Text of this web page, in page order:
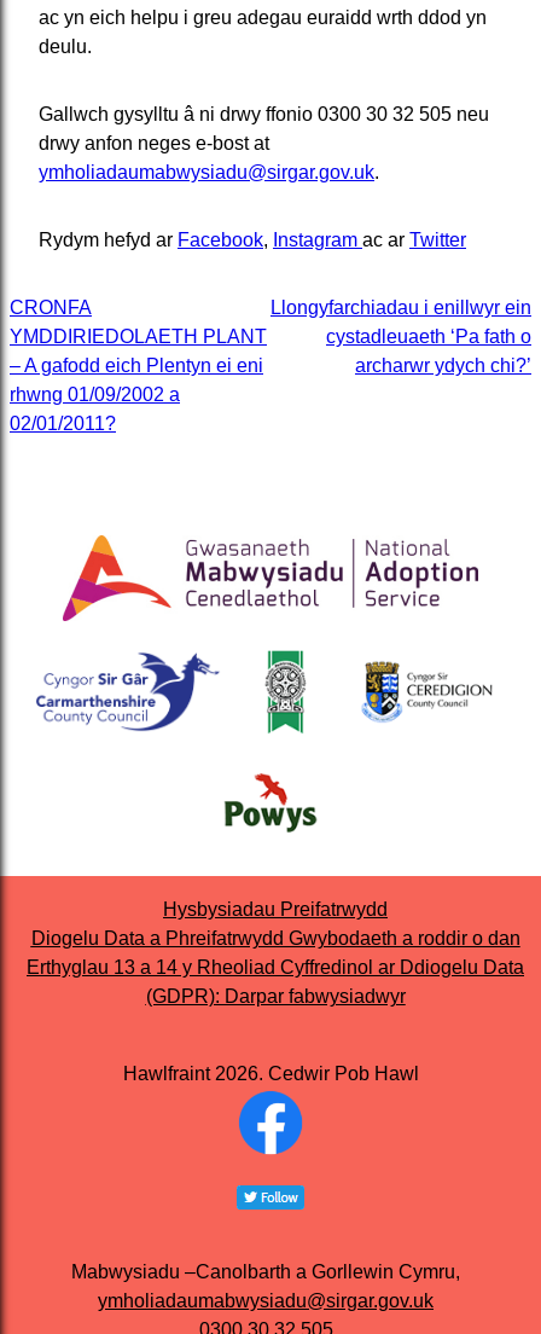
ac yn eich helpu i greu adegau euraidd wrth ddod yn
deulu.
Gallwch gysylltu â ni drwy ffonio 0300 30 32 505 neu
drwy anfon neges e-bost at
ymholiadaumabwysiadu@sirgar.gov.uk.
Rydym hefyd ar Facebook, Instagram ac ar Twitter
Post
navigation
CRONFA
YMDDIRIEDOLAETH PLANT
– A gafodd eich Plentyn ei eni
rhwng 01/09/2002 a
02/01/2011?
Llongyfarchiadau i enillwyr ein
cystadleuaeth ‘Pa fath o
archarwr ydych chi?’
Hysbysiadau Preifatrwydd
Diogelu Data a Phreifatrwydd Gwybodaeth a roddir o dan
Erthyglau 13 a 14 y Rheoliad Cyffredinol ar Ddiogelu Data
(GDPR): Darpar fabwysiadwyr
Hawlfraint 2026. Cedwir Pob Hawl
Mabwysiadu –Canolbarth a Gorllewin Cymru,
ymholiadaumabwysiadu@sirgar.gov.uk
0300 30 32 505